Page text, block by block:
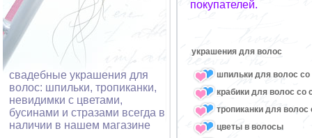
свадебные украшения для
волос: шпильки, тропиканки,
невидимки с цветами,
бусинами и стразами всегда в
наличии в нашем магазине
покупателей.
украшения для волос
шпильки для волос со
крабики для волос со
тропиканки для
цветы в волосы